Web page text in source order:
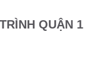
QUẬN 1